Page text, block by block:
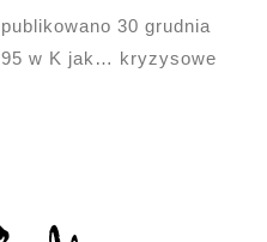
30 grudnia
w K jak… kryzysowe